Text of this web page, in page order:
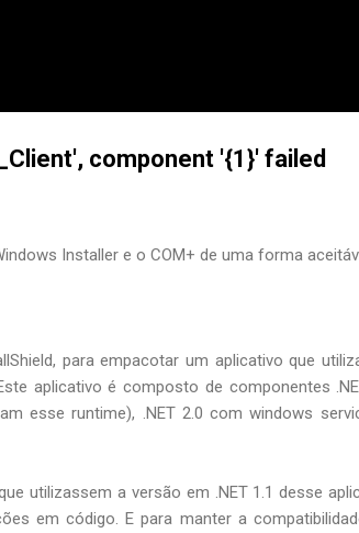
component '{1}' failed
Installer e o COM+ de uma forma
para empacotar um aplicativo que
aplicativo é composto de componentes
esse runtime), .NET 2.0 com windows
utilizassem a versão em .NET 1.1 desse
em código. E para manter a